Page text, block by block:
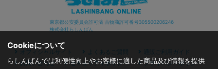
東京都公安委員会許可済 古物商許可番号305500206246
株式会社らしんばん
オフィシャルサイト よくあるご質問
通販ご利用ガイド
お問い合わせ
セキュリティポリシー プライバシーポリシー
Cookieについて
らしんばんでは利便性向上やお客様に適した商品及び情報を提供